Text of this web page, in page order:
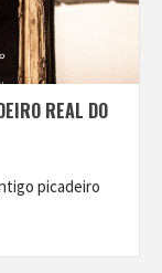
REAL DO
picadeiro